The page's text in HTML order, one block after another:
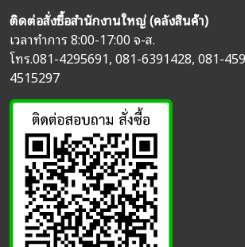
ติดต่อสั่งซื้อสำนักงานใหญ่ (คลังสินค้า)
เวลาทำการ 8:00-17:00 จ-ส.
โทร.081-4295691,081-6391428,081-
4515297